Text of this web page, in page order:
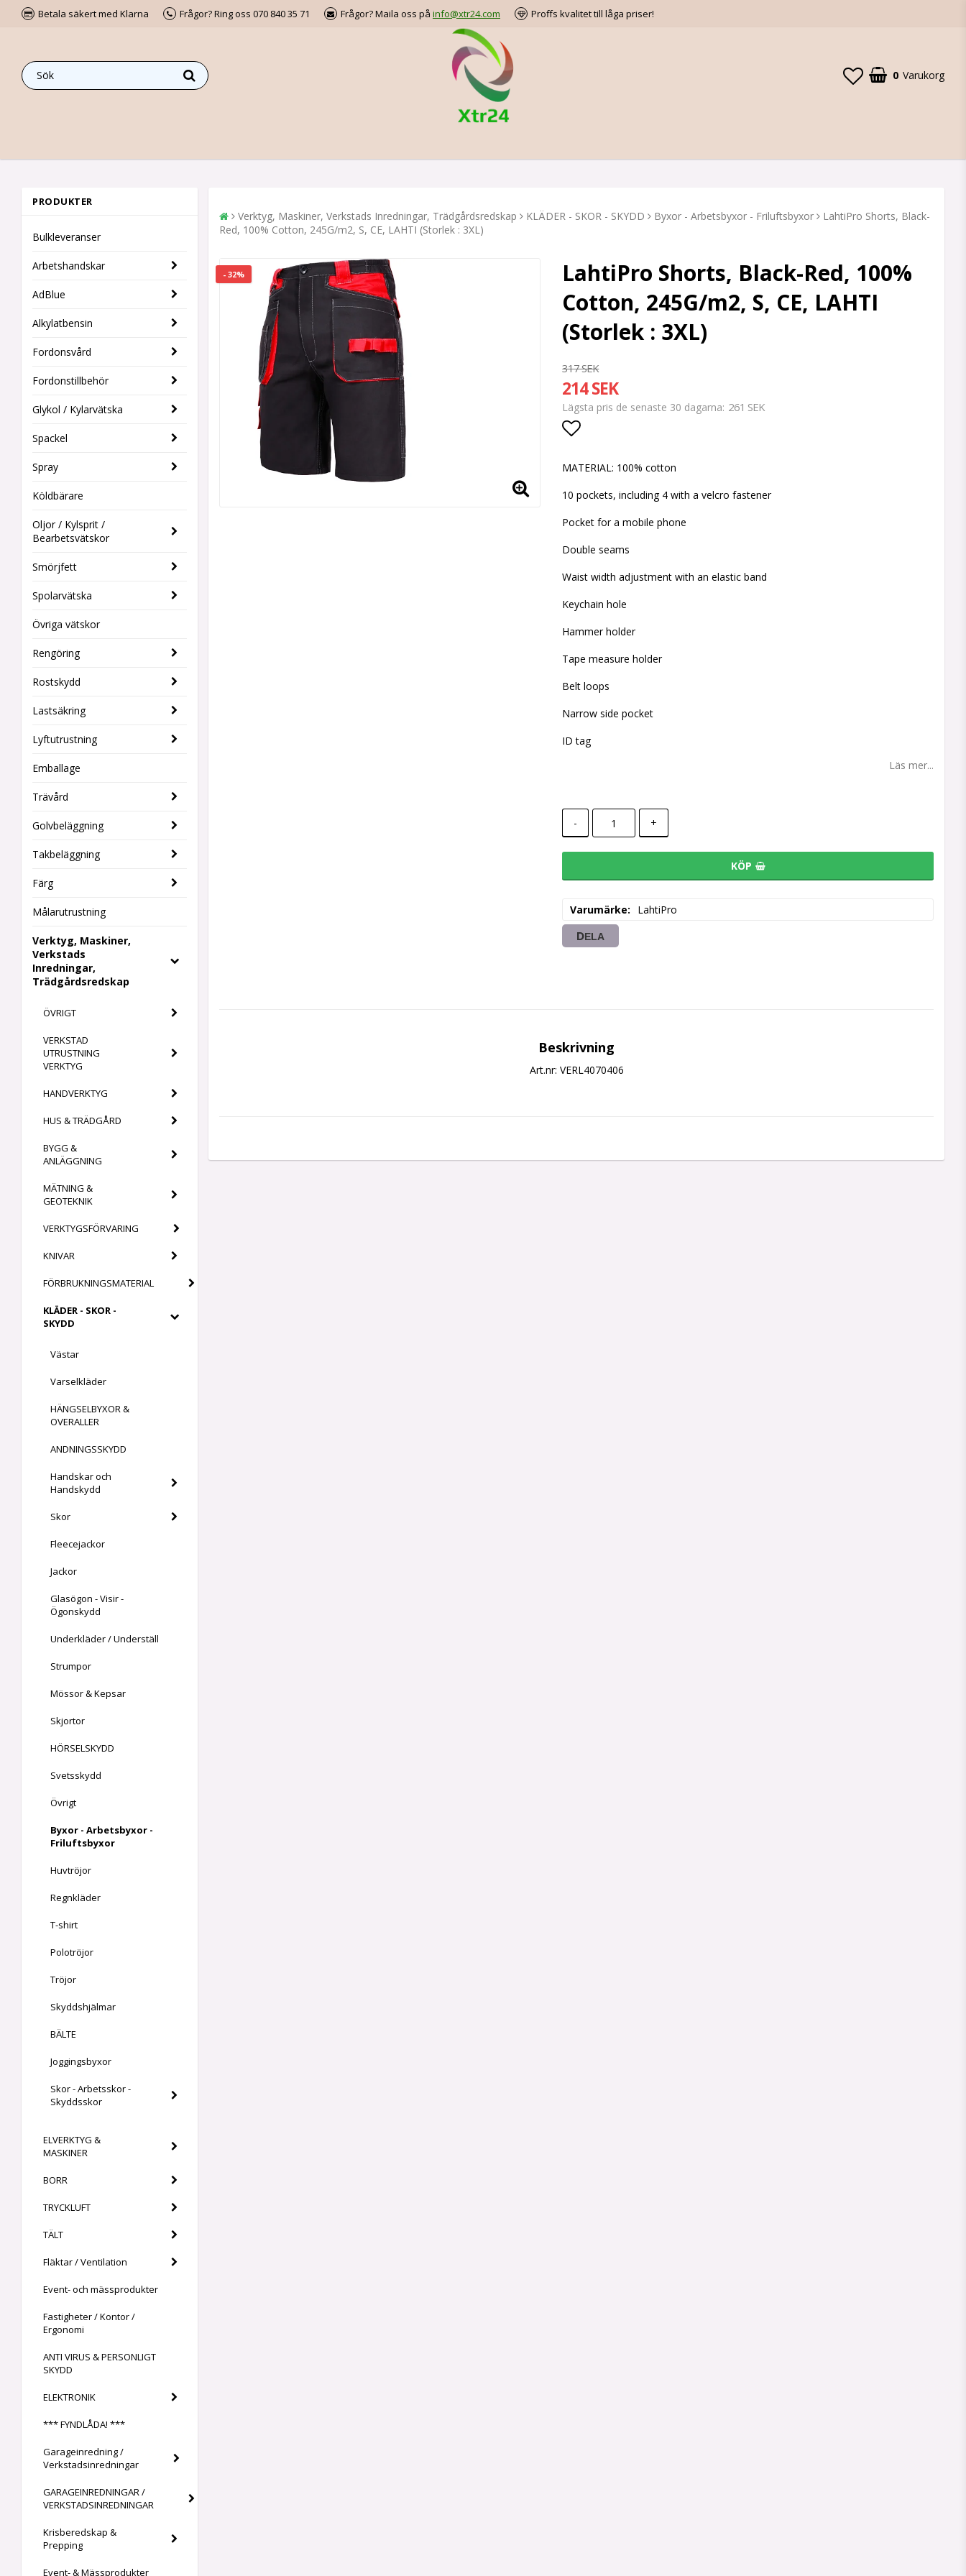
Betala säkert med Klarna Frågor? Ring oss 070 840 35 71 Frågor? Maila oss på info@xtr24.com Proffs kvalitet till låga priser!
0 Varukorg
PRODUKTER
Bulkleveranser
Arbetshandskar
AdBlue
Alkylatbensin
Fordonsvård
Fordonstillbehör
Glykol / Kylarvätska
Spackel
Spray
Köldbärare
Oljor / Kylsprit /
Bearbetsvätskor
Smörjfett
Spolarvätska
Övriga vätskor
Rengöring
Rostskydd
Lastsäkring
Lyftutrustning
Emballage
Trävård
Golvbeläggning
Takbeläggning
Färg
Målarutrustning
Verktyg, Maskiner,
Verkstads
Inredningar,
Trädgårdsredskap
ÖVRIGT
VERKSTAD
UTRUSTNING
VERKTYG
HANDVERKTYG
HUS & TRÄDGÅRD
BYGG &
ANLÄGGNING
MÄTNING &
GEOTEKNIK
VERKTYGSFÖRVARING
KNIVAR
FÖRBRUKNINGSMATERIAL
KLÄDER - SKOR -
SKYDD
Västar
Varselkläder
HÄNGSELBYXOR &
OVERALLER
ANDNINGSSKYDD
Handskar och
Handskydd
Skor
Fleecejackor
Jackor
Glasögon - Visir -
Ögonskydd
Underkläder / Underställ
Strumpor
Mössor & Kepsar
Skjortor
HÖRSELSKYDD
Svetsskydd
Övrigt
Byxor - Arbetsbyxor -
Friluftsbyxor
Huvtröjor
Regnkläder
T-shirt
Polotröjor
Tröjor
Skyddshjälmar
BÄLTE
Joggingsbyxor
Skor - Arbetsskor -
Skyddsskor
ELVERKTYG &
MASKINER
BORR
TRYCKLUFT
TÄLT
Fläktar / Ventilation
Event- och mässprodukter
Fastigheter / Kontor /
Ergonomi
ANTI VIRUS & PERSONLIGT
SKYDD
ELEKTRONIK
*** FYNDLÅDA! ***
Garageinredning /
Verkstadsinredningar
GARAGEINREDNINGAR /
VERKSTADSINREDNINGAR
Krisberedskap &
Prepping
Event- & Mässprodukter
Verktyg, Maskiner, Verkstads Inredningar, Trädgårdsredskap KLÄDER - SKOR - SKYDD Byxor - Arbetsbyxor - Friluftsbyxor
LahtiPro Shorts, Black-
Red, 100% Cotton, 245G/m2, S, CE, LAHTI (Storlek : 3XL)
- 32%
LahtiPro Shorts, Black-Red, 100%
Cotton, 245G/m2, S, CE, LAHTI
(Storlek : 3XL)
317 SEK
214 SEK
Lägsta pris de senaste 30 dagarna 261 SEK
MATERIAL: 100% cotton
10 pockets, including 4 with a velcro fastener
Pocket for a mobile phone
Double seams
Waist width adjustment with an elastic band
Keychain hole
Hammer holder
Tape measure holder
Belt loops
Narrow side pocket
ID tag
Läs mer...
- +
KÖP
Varumärke LahtiPro
DELA
Beskrivning
Art.nr: VERL4070406